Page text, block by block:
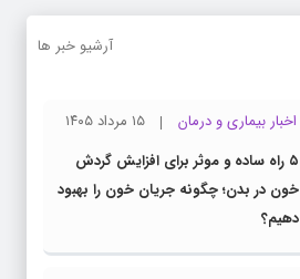
آرشیو خبر ها
اخبار بیماری و درمان
۱۵ مرداد ۱۴۰۵
۵ راه ساده و موثر برای افزایش گردش
خون در بدن؛ چگونه جریان خون را بهبود
دهیم؟